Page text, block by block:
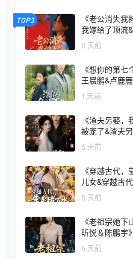
TOP3
《老公消失我
我嫁给了顶流
上位离婚后我
集）李卓扬＆
6 天前
《想你的第七
王晨鹏&卢鹿
费在线看
1 天前
《渣夫另娶，
被宠了&渣夫
太子被宠了（
短剧全集免费
6 天前
《穿越古代，
儿女&穿越古
活儿女（88集
＆仲子睿＆徐
5 天前
《老祖宗她
昕悦＆陈鹏宇
在线看
5 天前